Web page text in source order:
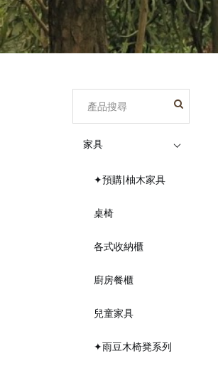
家具
✦預購|柚木家具
桌椅
各式收納櫃
廚房餐櫃
兒童家具
✦雨豆木椅凳系列